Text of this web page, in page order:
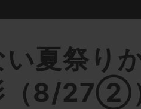
夏祭り
（8/27②